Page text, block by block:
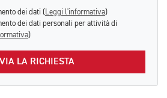
dei dati ( Leggi l'informativa)
dei dati personali per attività di
)
LA RICHIESTA